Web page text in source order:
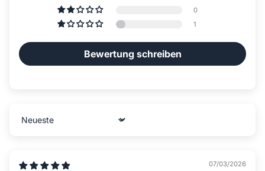
0
1
Bewertung schreiben
Sort by
07/03/2026